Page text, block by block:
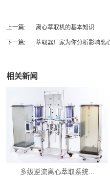
上一篇: 离心萃取机的基本知识
下一篇: 萃取器厂家为你分析影响离
相关新闻
多级逆流离心萃取系统...